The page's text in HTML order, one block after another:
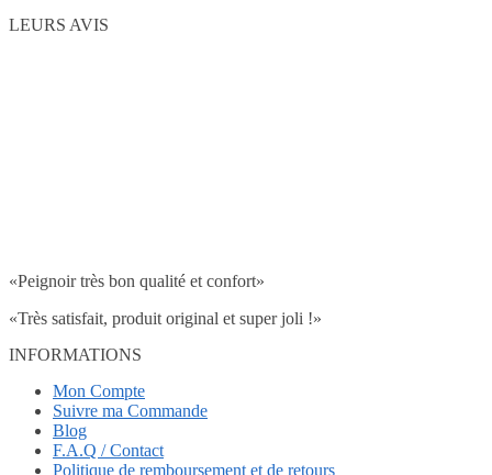
LEURS AVIS
«Peignoir très bon qualité et confort»
«Très satisfait, produit original et super joli !»
INFORMATIONS
Mon Compte
Suivre ma Commande
Blog
F.A.Q / Contact
Politique de remboursement et de retours